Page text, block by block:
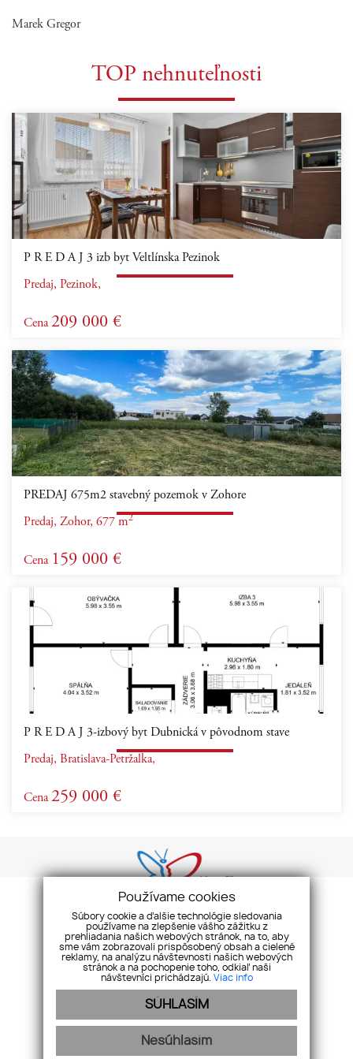
Marek Gregor
TOP nehnuteľnosti
P R E D A J 3 izb byt Veltlínska Pezinok
Predaj, Pezinok,
Cena209 000 €
PREDAJ 675m2 stavebný pozemok v Zohore
Predaj, Zohor, 677 m2
Cena 159 000 €
P R E D A J 3-izbový byt Dubnická v pôvodnom stave
Predaj, Bratislava-Petržalka,
Cena259 000 €
COOKIES REKLAMAČNÝ PORIADOK ETICKÝ KÓDEX
2015 - 2020 © Butterfly s.r.o. Všetky práva vyhradené.
Používame cookies
Súbory cookie a ďalšie technológie sledovania
používame na zlepšenie vášho zážitku z
prehliadania našich webových stránok, na to, aby
sme vám zobrazovali prispôsobený obsah a cielené
reklamy, na analýzu návštevnosti našich webových
stránok a na pochopenie toho, odkiaľ naši
návštevníci prichádzajú. Viac info
SÚHLASÍM
Nesúhlasím